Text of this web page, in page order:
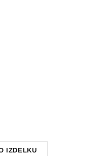
IZDELKU